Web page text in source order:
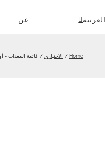
عن العربية
Home الاختياري قائمة المعدات -